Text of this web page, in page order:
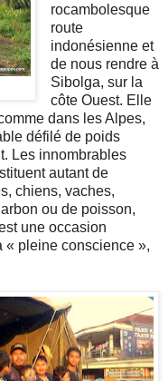
rocambolesque
route
indonésienne et
de nous rendre à
Sibolga, sur la
côte Ouest. Elle
dans les Alpes,
défilé de poids
Les innombrables
autant de
chiens, vaches,
ou de poisson,
une occasion
« pleine conscience »,